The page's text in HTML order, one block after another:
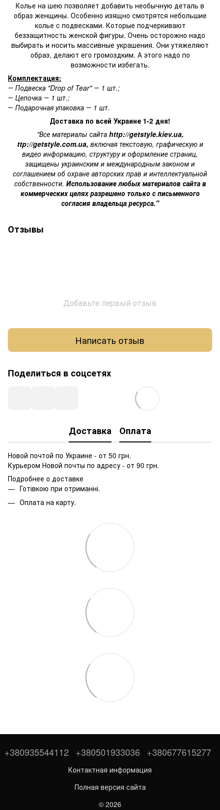
Колье на шею позволяет добавить необычную деталь в
образ женщины. Особенно изящно смотрятся небольшие
колье с подвесками. Которые подчеркивают
беззащитность женской фигуры. Очень осторожно надо
выбирать и носить массивные украшения. Они утяжеляют
образ, делают его громоздким. А этого надо по
возможности избегать.
Комплектация:
― Подвеска "Drop of Tear" ― 1 шт.;
― Цепочка ― 1 шт.;
― Подарочная упаковка ― 1 шт.
Доставка по всей Украине 1-2 дня!
"Все материалы сайта http://getstyle.kiev.ua,
ttp://getstyle.com.ua, включая текстовую, графическую и
видео информацию, структуру и оформление страниц,
защищены украинским и международным законом и
соглашением об охране авторских прав и интеллектуальной
собственности. Использование любых материалов сайта в
коммерческих целях разрешено только с письменного
согласия владельца ресурса."
Отзывы
Добавьте первый отзыв
Написать отзыв
Поделиться в соцсетях
Доставка Оплата
Новой почтой по Украине - от 50 грн.
Курьером Новой почты по адресу - от 90 грн.
Подробнее о доставке
Готівкою при отриманні.
Оплата на карту.
+380935544112 +380501933036 +380677615277
Контактная информация
Полная версия сайта
© 2026